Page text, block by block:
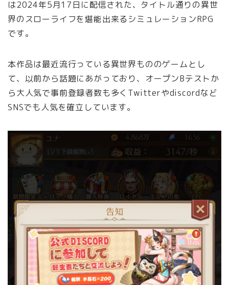
は2024年5月17日に配信された、タイトル通りの異世
界のスローライフを堪能出来るシミュレーションRPG
です。
本作品は最近流行っている異世界もののゲームとし
て、以前から話題にあがっており、オープンBテストか
ら大人気で事前登録者数も多くTwitterやdiscordなど
SNSでも人気を確立しています。